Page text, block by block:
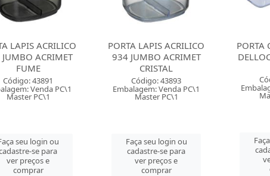
LAPIS ACRILICO
ACRIMET
FUME
Código: 43891
Venda PC\1
Master PC\1
seu login ou
se para
ver preços e
comprar
PORTA LAPIS ACRILICO
934 JUMBO ACRIMET
CRISTAL
Código: 43893
Embalagem: Venda PC\1
Master PC\1
Faça seu login ou
cadastre-se para
ver preços e
comprar
PORTA